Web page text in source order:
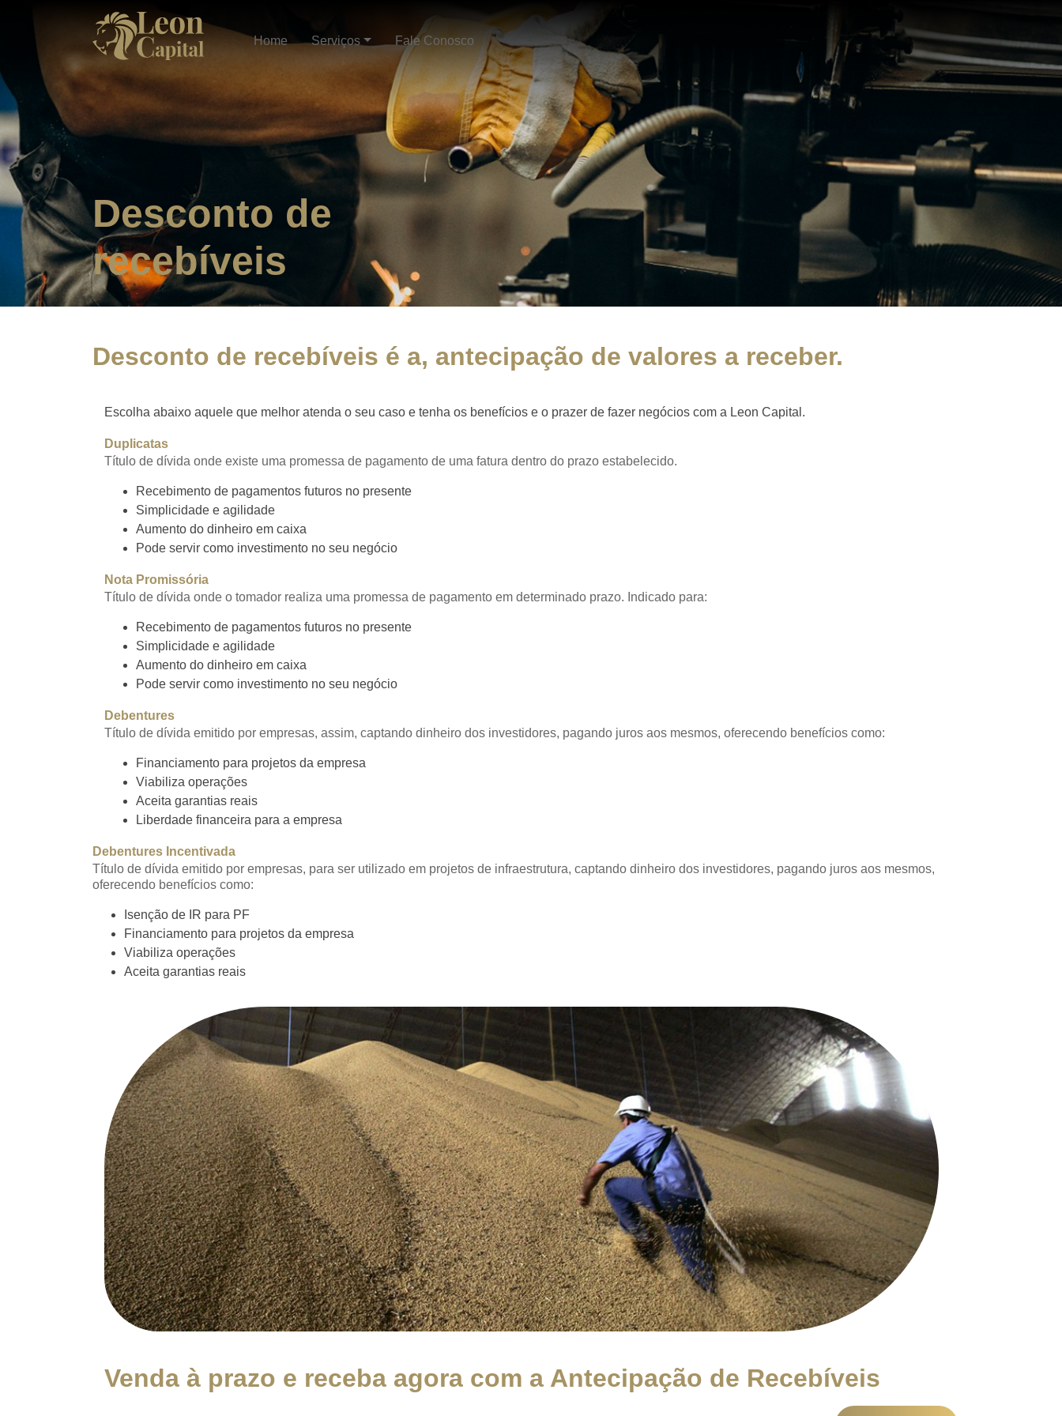
Home Serviços Fale Conosco
Desconto de
recebíveis
Desconto de recebíveis é a, antecipação de valores a receber.
Escolha abaixo aquele que melhor atenda o seu caso e tenha os benefícios e o prazer de fazer negócios com a Leon Capital.
Duplicatas
Título de dívida onde existe uma promessa de pagamento de uma fatura dentro do prazo estabelecido.
Recebimento de pagamentos futuros no presente
Simplicidade e agilidade
Aumento do dinheiro em caixa
Pode servir como investimento no seu negócio
Nota Promissória
Título de dívida onde o tomador realiza uma promessa de pagamento em determinado prazo. Indicado para:
Recebimento de pagamentos futuros no presente
Simplicidade e agilidade
Aumento do dinheiro em caixa
Pode servir como investimento no seu negócio
Debentures
Título de dívida emitido por empresas, assim, captando dinheiro dos investidores, pagando juros aos mesmos, oferecendo benefícios como:
Financiamento para projetos da empresa
Viabiliza operações
Aceita garantias reais
Liberdade financeira para a empresa
Debentures Incentivada
Título de dívida emitido por empresas, para ser utilizado em projetos de infraestrutura, captando dinheiro dos investidores, pagando juros aos mesmos,
oferecendo benefícios como:
Isenção de IR para PF
Financiamento para projetos da empresa
Viabiliza operações
Aceita garantias reais
Venda à prazo e receba agora com a Antecipação de Recebíveis